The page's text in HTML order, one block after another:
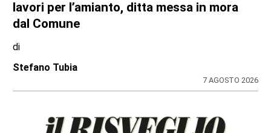
Ciclisti travolti, i carabinieri confermano la
lite con l’automobilista prima del
drammatico fatto: l’uomo si sarebbe
costituito
8 AGOSTO 2026